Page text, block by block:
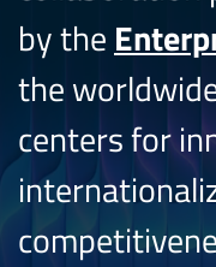
by the
the
centers for